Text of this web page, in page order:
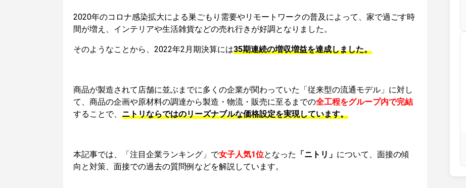
2020年のコロナ感染拡大による巣ごもり需要やリモートワークの普及によって、家で過ごす時
間が増え、インテリアや生活雑貨などの売れ行きが好調となりました。
そのようなことから、2022年2月期決算には35期連続の増収増益を達成しました。
商品が製造されて店舗に並ぶまでに多くの企業が関わっていた「従来型の流通モデル」に対し
て、商品の企画や原材料の調達から製造・物流・販売に至るまでの全工程をグループ内で完結
することで、 ニトリならではのリーズナブルな価格設定を実現しています。
本記事では、「注目企業ランキング」で女子人気1位となった 「ニトリ」 について、面接の傾
向と対策、面接での過去の質問例などを解説しています。